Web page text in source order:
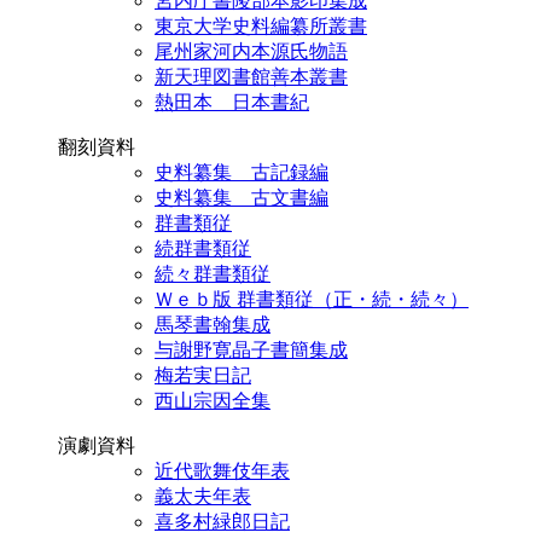
東京大学史料編纂所叢書
尾州家河内本源氏物語
新天理図書館善本叢書
熱田本 日本書紀
翻刻資料
史料纂集 古記録編
史料纂集 古文書編
群書類従
続群書類従
続々群書類従
Ｗｅｂ版 群書類従（正・続・続々）
馬琴書翰集成
与謝野寛晶子書簡集成
梅若実日記
西山宗因全集
演劇資料
近代歌舞伎年表
義太夫年表
喜多村緑郎日記